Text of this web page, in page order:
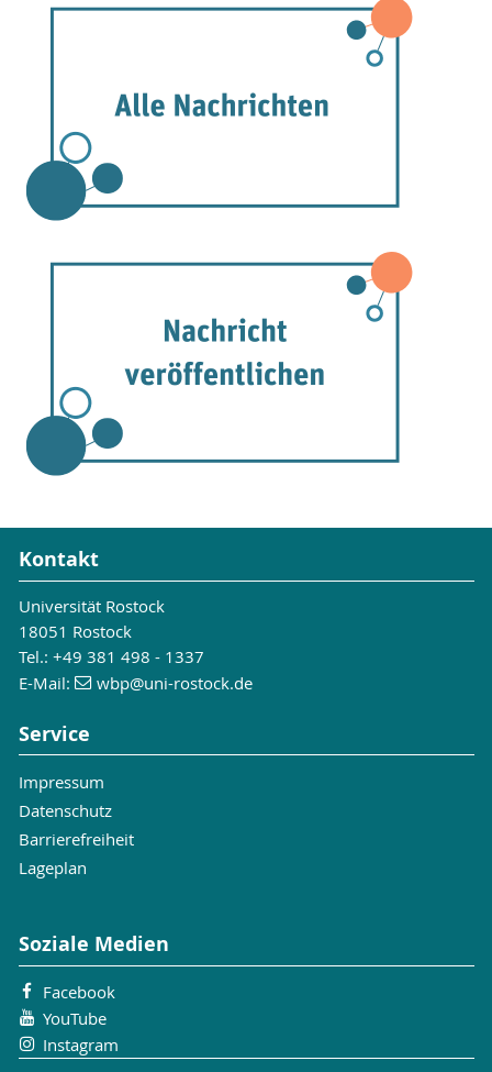
Kontakt
Universität Rostock
18051 Rostock
Tel.: +49 381 498 - 1337
E-Mail:
wbp@uni-rostock.de
Service
Impressum
Datenschutz
Barrierefreiheit
Lageplan
Soziale Medien
Facebook
YouTube
Instagram